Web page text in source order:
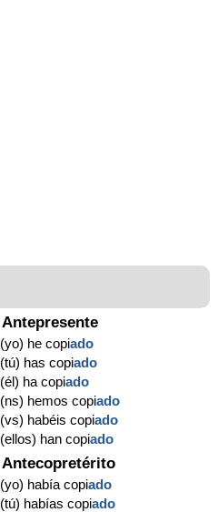
Antepresente
(yo) he copiado
(tú) has copiado
(él) ha copiado
(ns) hemos copiado
(vs) habéis copiado
(ellos) han copiado
Antecopretérito
(yo) había copiado
(tú) habías copiado